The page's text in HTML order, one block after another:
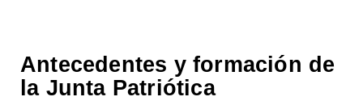
Antecedentes y formación de
la Junta Patriótica